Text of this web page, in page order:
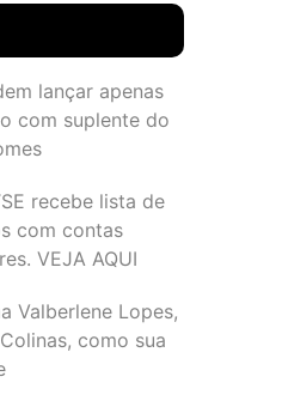
lançar apenas
com suplente do
recebe lista de
com contas
VEJA AQUI
Valberlene Lopes,
como sua